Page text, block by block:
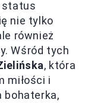
status
nie tylko
również
Wśród tych
, która
miłości i
bohaterka,